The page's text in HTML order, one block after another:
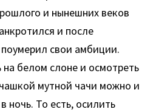
и нынешних веков
и после
свои амбиции.
на белом слоне и осмотреть
мутной чачи можно и
ночь. То есть, осилить